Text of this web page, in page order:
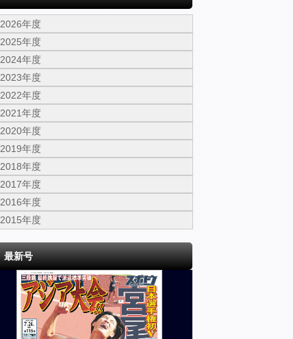
2026年度
2025年度
2024年度
2023年度
2022年度
2021年度
2020年度
2019年度
2018年度
2017年度
2016年度
2015年度
最新号